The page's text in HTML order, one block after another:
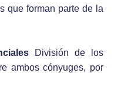
que forman parte de la
División de los
ambos cónyuges, por